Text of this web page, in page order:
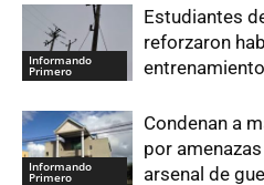
Informando
Primero
Estudiantes
reforzaron
Informando
Primero
Condenan a
por
arsenal de